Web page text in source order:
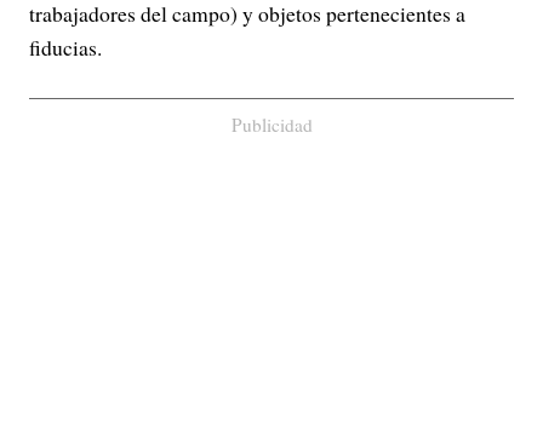
trabajadores del campo) y objetos pertenecientes a
fiducias.
Publicidad